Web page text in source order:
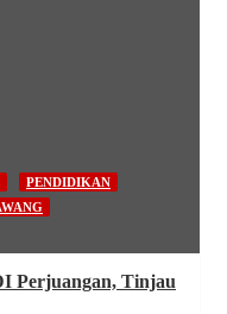
PENDIDIKAN
Perjuangan, Tinjau